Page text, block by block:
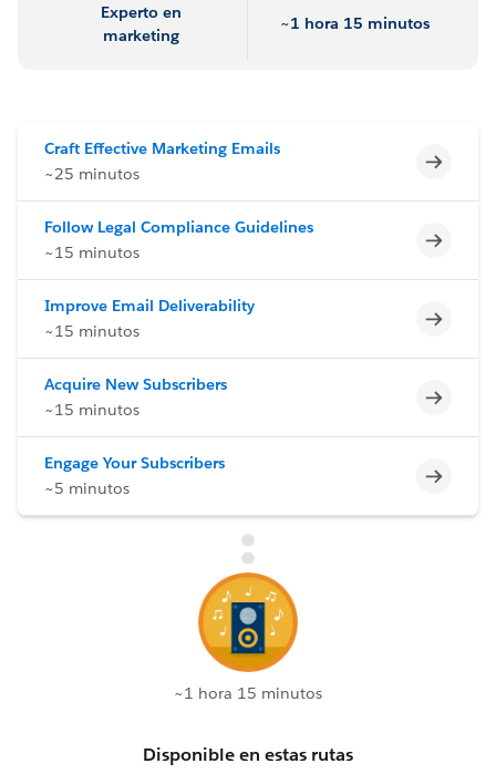
Experto en
marketing
~1 hora 15 minutos
Craft Effective Marketing Emails
~25 minutos
Follow Legal Compliance Guidelines
~15 minutos
Improve Email Deliverability
~15 minutos
Acquire New Subscribers
~15 minutos
Engage Your Subscribers
~5 minutos
~1 hora 15 minutos
Disponible en estas rutas